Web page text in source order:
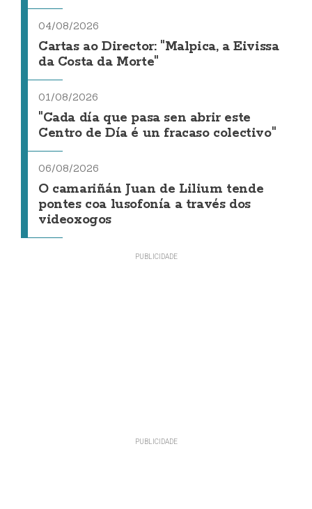
04/08/2026
Cartas ao Director: "Malpica, a Eivissa
da Costa da Morte"
01/08/2026
"Cada día que pasa sen abrir este
Centro de Día é un fracaso colectivo"
06/08/2026
O camariñán Juan de Lilium tende
pontes coa lusofonía a través dos
videoxogos